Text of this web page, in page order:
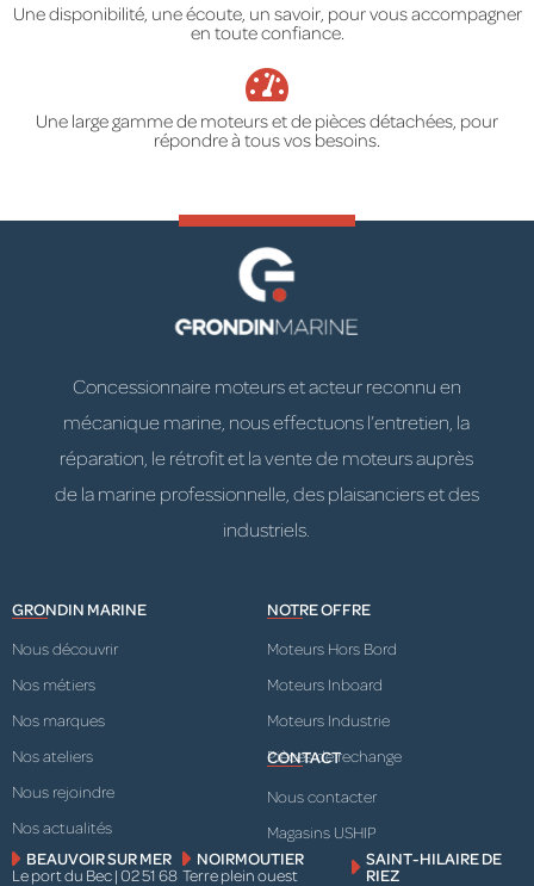
Une disponibilité, une écoute, un savoir, pour vous accompagner
en toute confiance.
Une large gamme de moteurs et de pièces détachées, pour
répondre à tous vos besoins.
Concessionnaire moteurs et acteur reconnu en
mécanique marine, nous effectuons l’entretien, la
réparation, le rétrofit et la vente de moteurs auprès
de la marine professionnelle, des plaisanciers et des
industriels.
GRONDIN MARINE
Nous découvrir
Nos métiers
Nos marques
Nos ateliers
Nous rejoindre
Nos actualités
NOTRE OFFRE
Moteurs Hors Bord
Moteurs Inboard
Moteurs Industrie
Pièces de rechange
CONTACT
Nous contacter
Magasins USHIP
BEAUVOIR SUR MER
Le port du Bec | 02 51 68
NOIRMOUTIER
Terre plein ouest
SAINT-HILAIRE DE
RIEZ